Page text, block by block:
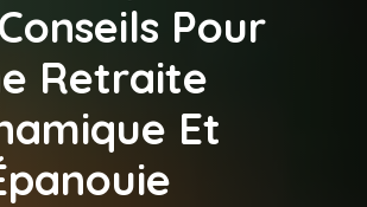
Pour
Retraite
Et